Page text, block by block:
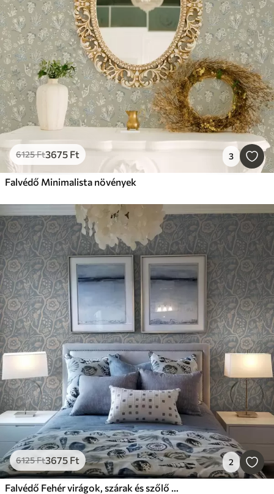
6125Ft3675 Ft 3
Falvédő Minimalista növények
6125Ft3675 Ft 2
Falvédő Fehér virágok, szárak és szőlő kék háttéren